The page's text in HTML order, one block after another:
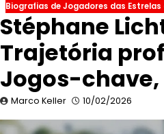
Biografias de Jogadores das Estrelas
Stéphane
Trajetória
Jogos-chave,
Marco Keller 10/02/2026